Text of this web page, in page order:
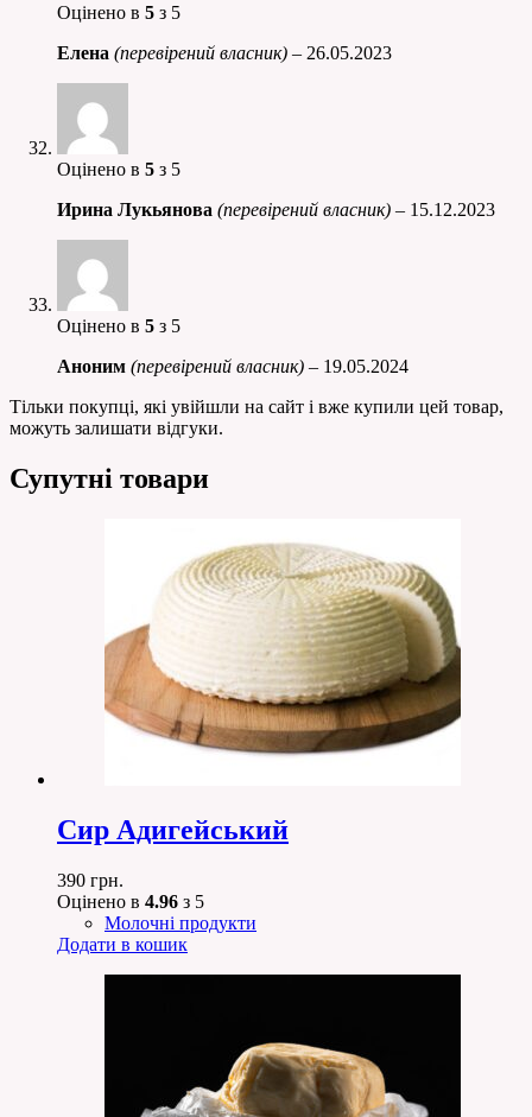
Оцінено в 5 з 5
Елена (перевірений власник) – 26.05.2023
Оцінено в 5 з 5
Ирина Лукьянова (перевірений власник) – 15.12.2023
Оцінено в 5 з 5
Аноним (перевірений власник) – 19.05.2024
Тільки покупці, які увійшли на сайт і вже купили цей товар,
можуть залишати відгуки.
Супутні товари
Сир Адигейський
390 грн.
Оцінено в 4.96 з 5
Молочні продукти
Додати в кошик